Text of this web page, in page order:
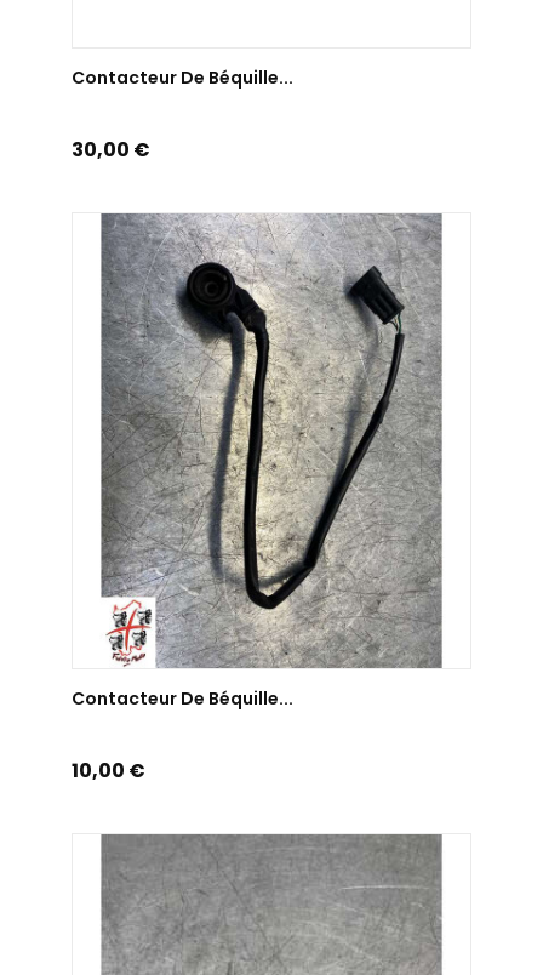
Contacteur De Béquille...
Prix
30,00 €
AJOUTER AU PANIER
Contacteur De Béquille...
Prix
10,00 €